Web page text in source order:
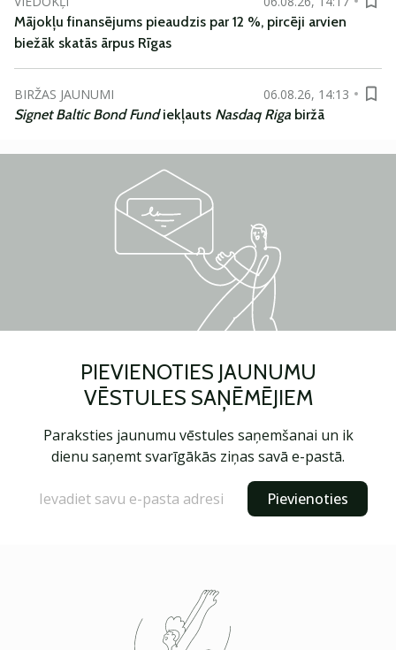
Mājokļu finansējums pieaudzis par 12 %, pircēji arvien
biežāk skatās ārpus Rīgas
BIRŽAS JAUNUMI
06.08.26, 14:13
Signet Baltic Bond Fundiekļauts Nasdaq Riga biržā
PIEVIENOTIES JAUNUMU
VĒSTULES SAŅĒMĒJIEM
Paraksties jaunumu vēstules saņemšanai un ik
dienu saņemt svarīgākās ziņas savā e-pastā.
Pievienoties